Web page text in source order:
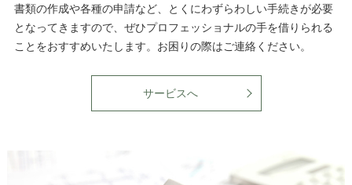
書類の作成や各種の申請など、とくにわずらわしい手続きが必要
となってきますので、ぜひプロフェッショナルの手を借りられる
ことをおすすめいたします。お困りの際はご連絡ください。
サービスへ